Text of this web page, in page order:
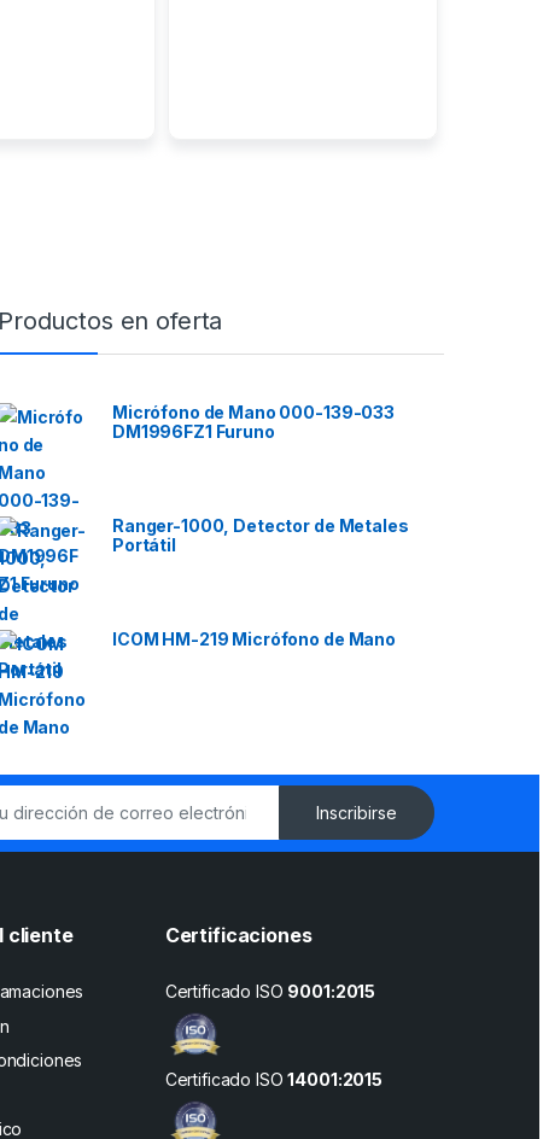
Productos en oferta
Micrófono de Mano 000-139-033
DM1996FZ1 Furuno
Ranger-1000, Detector de Metales
Portátil
ICOM HM-219 Micrófono de Mano
Inscribirse
cliente Certificaciones
Certificado ISO 9001:2015
Certificado ISO14001:2015